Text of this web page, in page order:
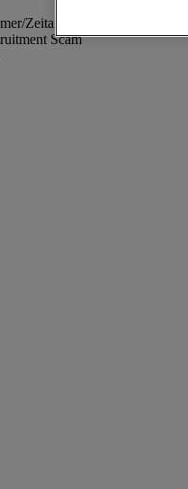
Zeitarbeitskräfte
Scam